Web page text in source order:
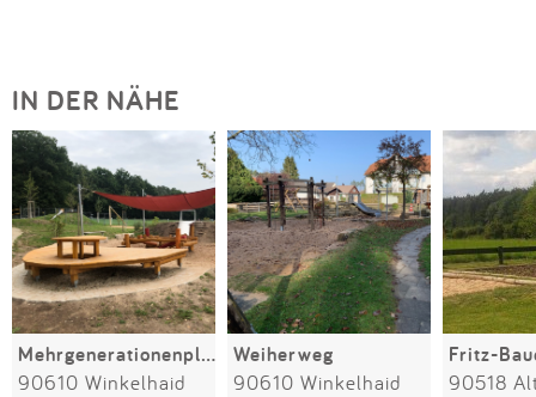
IN DER NÄHE
Mehrgenerationenplatz
90610 Winkelhaid
Weiherweg
90610 Winkelhaid
Fritz-